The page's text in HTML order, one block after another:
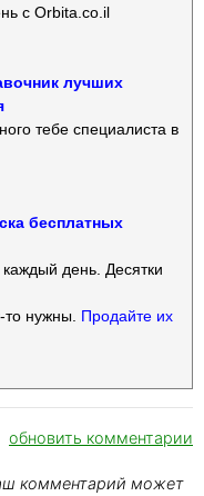
с Orbita.co.il
лучших
тебе специалиста в
бесплатных
день. Десятки
нужны. Продайте их
обновить комментарии
комментарий может